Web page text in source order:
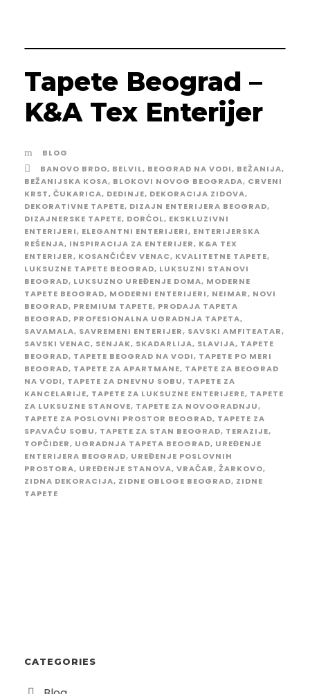
Tapete Beograd –
K&A Tex Enterijer
BLOG
BANOVO BRDO, BELVIL, BEOGRAD NA VODI, BEŽANIJA,
BEŽANIJSKA KOSA, BLOKOVI NOVOG BEOGRADA, CRVENI
KRST, ČUKARICA, DEDINJE, DEKORACIJA ZIDOVA,
DEKORATIVNE TAPETE, DIZAJN ENTERIJERA BEOGRAD,
DIZAJNERSKE TAPETE, DORĆOL, EKSKLUZIVNI
ENTERIJERI, ELEGANTNI ENTERIJERI, ENTERIJERSKA
REŠENJA, INSPIRACIJA ZA ENTERIJER, K&A TEX
ENTERIJER, KOSANČIĆEV VENAC, KVALITETNE TAPETE,
LUKSUZNE TAPETE BEOGRAD, LUKSUZNI STANOVI
BEOGRAD, LUKSUZNO UREĐENJE DOMA, MODERNE
TAPETE BEOGRAD, MODERNI ENTERIJERI, NEIMAR, NOVI
BEOGRAD, PREMIUM TAPETE, PRODAJA TAPETA
BEOGRAD, PROFESIONALNA UGRADNJA TAPETA,
SAVAMALA, SAVREMENI ENTERIJER, SAVSKI AMFITEATAR,
SAVSKI VENAC, SENJAK, SKADARLIJA, SLAVIJA, TAPETE
BEOGRAD, TAPETE BEOGRAD NA VODI, TAPETE PO MERI
BEOGRAD, TAPETE ZA APARTMANE, TAPETE ZA BEOGRAD
NA VODI, TAPETE ZA DNEVNU SOBU, TAPETE ZA
KANCELARIJE, TAPETE ZA LUKSUZNE ENTERIJERE, TAPETE
ZA LUKSUZNE STANOVE, TAPETE ZA NOVOGRADNJU,
TAPETE ZA POSLOVNI PROSTOR BEOGRAD, TAPETE ZA
SPAVAĆU SOBU, TAPETE ZA STAN BEOGRAD, TERAZIJE,
TOPČIDER, UGRADNJA TAPETA BEOGRAD, UREĐENJE
ENTERIJERA BEOGRAD, UREĐENJE POSLOVNIH
PROSTORA, UREĐENJE STANOVA, VRAČAR, ŽARKOVO,
ZIDNA DEKORACIJA, ZIDNE OBLOGE BEOGRAD, ZIDNE
TAPETE
CATEGORIES